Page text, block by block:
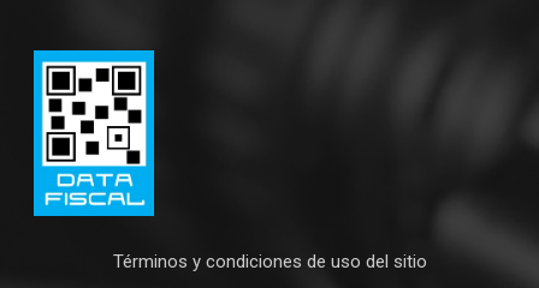
Términos y condiciones de uso del sitio